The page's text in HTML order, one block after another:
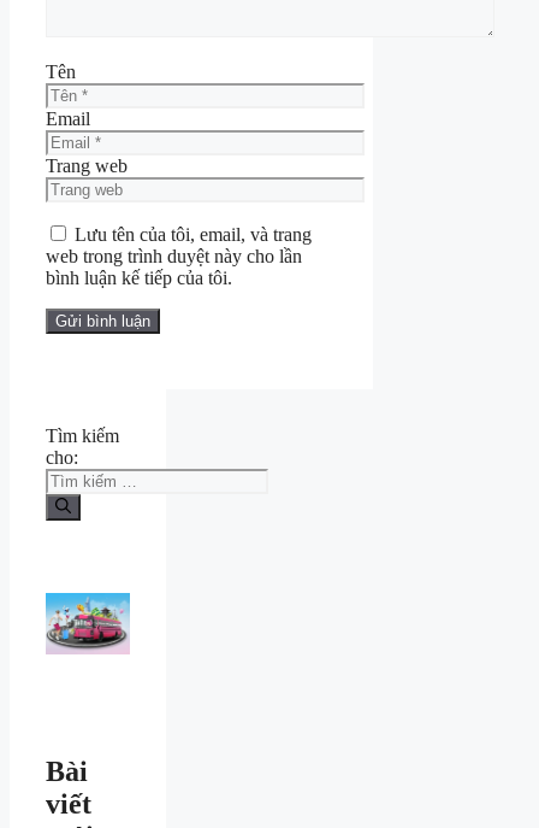
Tên
Email
Trang web
Lưu tên của tôi, email, và trang
web trong trình duyệt này cho lần
bình luận kế tiếp của tôi.
Tìm kiếm
cho:
Bài
viết